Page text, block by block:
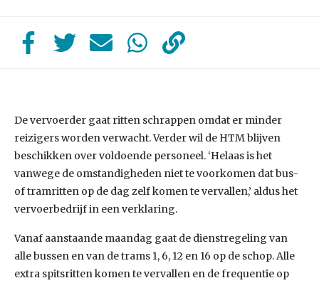
De vervoerder gaat ritten schrappen omdat er minder
reizigers worden verwacht. Verder wil de HTM blijven
beschikken over voldoende personeel. ‘Helaas is het
vanwege de omstandigheden niet te voorkomen dat bus-
of tramritten op de dag zelf komen te vervallen,’ aldus het
vervoerbedrijf in een verklaring.
Vanaf aanstaande maandag gaat de dienstregeling van
alle bussen en van de trams 1, 6, 12 en 16 op de schop. Alle
extra spitsritten komen te vervallen en de frequentie op